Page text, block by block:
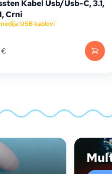
Kabel Usb/Usb-C, 3.1,
Crni
|USB kablovi
€